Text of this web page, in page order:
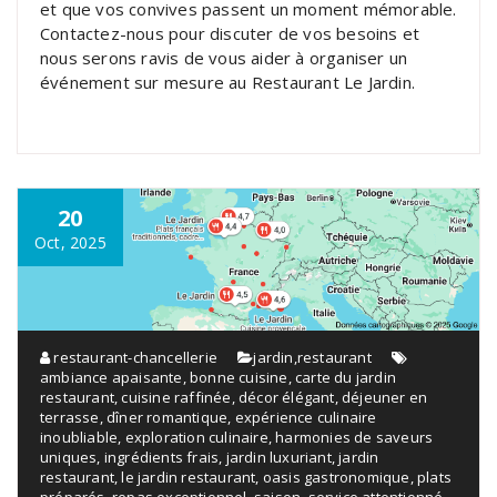
et que vos convives passent un moment mémorable.
Contactez-nous pour discuter de vos besoins et
nous serons ravis de vous aider à organiser un
événement sur mesure au Restaurant Le Jardin.
20
Oct, 2025
restaurant-chancellerie jardin restaurant
ambiance apaisante ,bonne cuisine ,carte du jardin
restaurant ,cuisine raffinée ,décor élégant ,déjeuner en
terrasse ,dîner romantique expérience culinaire
inoubliable exploration culinaire ,harmonies de saveurs
uniques ingrédients frais jardin luxuriant,jardin
restaurant ,le jardin restaurant oasis gastronomique ,plats